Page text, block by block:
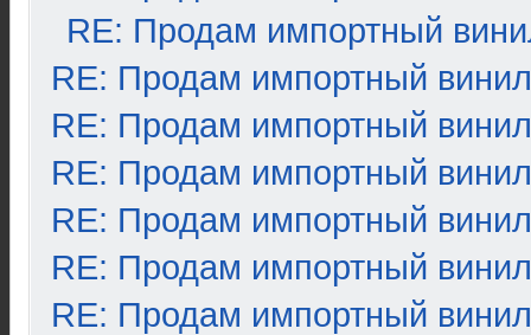
RE: Продам импортный
RE: Продам импортный винил
RE: Продам импортный винил
RE: Продам импортный винил
RE: Продам импортный винил
RE: Продам импортный винил
RE: Продам импортный винил